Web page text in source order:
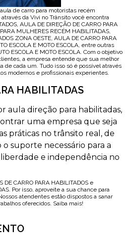
de carro para motoristas recém
da Vivi no Trânsito você encontra
AULA DE DIREÇÃO DE CARRO PARA
MULHERES RECÉM HABILITADAS,
ZONA OESTE, AULA DE CARRO PARA
ESCOLA E MOTO ESCOLA, entre outras
ESCOLA E MOTO ESCOLA. Com o objetivo
a empresa entende que sua melhor
de cada um. Tudo isso só é possível através
modernos e profissionais experientes.
HABILITADAS
aula direção para habilitadas,
uma empresa que seja
práticas no trânsito real, de
suporte necessário para a
e independência no
CARRO PARA HABILITADOS e
Por isso, aproveite a sua chance para
atendentes estão dispostos a sanar
oferecidos. Saiba mais!